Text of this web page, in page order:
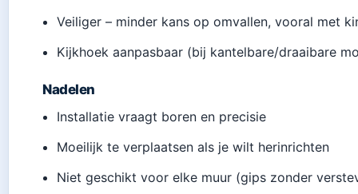
Veiliger – minder kans op omvallen, vooral met
Kijkhoek aanpasbaar (bij kantelbare/draaibare
Nadelen
Installatie vraagt boren en precisie
Moeilijk te verplaatsen als je wilt herinrichten
Niet geschikt voor elke muur (gips zonder